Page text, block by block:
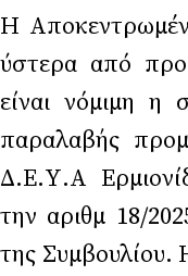
Η
ύστερα από
είναι νόμιμη η
παραλαβής
Δ.Ε.Υ.Α
την αριθμ 18/
της Συμβουλίου.